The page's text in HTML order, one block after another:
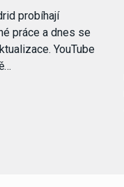
probíhají
práce a dnes se
YouTube